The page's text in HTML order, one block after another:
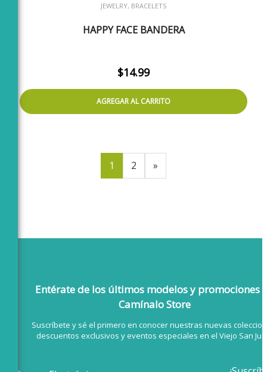
JEWELRY, BRACELETS
HAPPY FACE BANDERA
$14.99
AGREGAR AL CARRITO
1 2 »
Entérate de los últimos modelosy promociones
Camínalo Store
Suscríbete y sé el primero en conocer nuestras nuevas
descuentos exclusivos y eventos especiales en el Viejo San